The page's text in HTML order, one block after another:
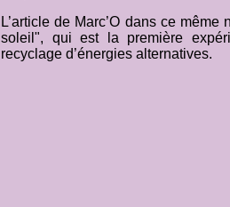
L’article de Marc’O dans ce
soleil", qui est la première
recyclage d’énergies alternatives.